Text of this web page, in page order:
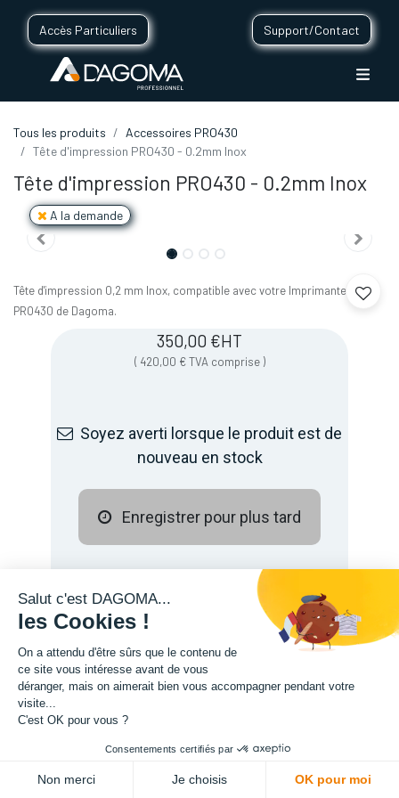
Accès Particuliers Support/Contact
Tous les produits
Accessoires PRO430
Tête d'impression PRO430 - 0.2mm Inox
Tête d'impression PRO430 - 0.2mm Inox
A la demande
Tête d'impression 0,2 mm Inox, compatible avec votre Imprimante 3D
PRO430 de Dagoma.
350,00 €HT
( 420,00 € TVA comprise )
Soyez averti lorsque le produit est de
nouveau en stock
Enregistrer pour plus tard
Salut c'est DAGOMA...
les Cookies !
On a attendu d'être sûrs que le contenu de
ce site vous intéresse avant de vous
déranger, mais on aimerait bien vous accompagner pendant votre
visite...
C'est OK pour vous ?
Consentements certifiés par
Non merci Je choisis OK pour moi